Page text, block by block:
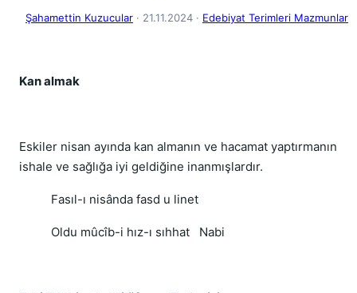
Şahamettin Kuzucular · 21.11.2024 · Edebiyat Terimleri Mazmunlar
Kan almak
Eskiler nisan ayında kan almanın ve hacamat yaptırmanın
ishale ve sağlığa iyi geldiğine inanmışlardır.
Fasıl-ı nisânda fasd u linet
Oldu mûcîb-i hız-ı sıhhat Nabi